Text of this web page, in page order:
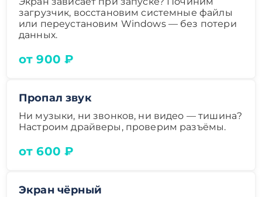
загрузчик, восстановим системные файлы
или переустановим Windows — без потери
данных.
от 900 ₽
Пропал звук
Ни музыки, ни звонков, ни видео — тишина?
Настроим драйверы, проверим разъёмы.
от 600 ₽
Экран чёрный